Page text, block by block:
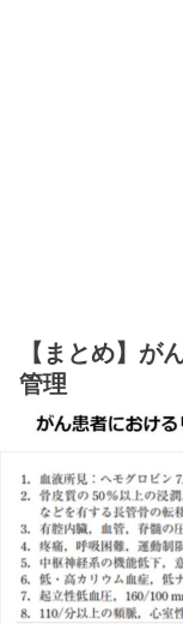
【まとめ】が
管理